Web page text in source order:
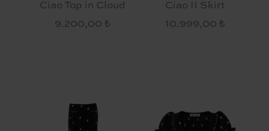
Ciao Top in Cloud
9.200,00 ₺
Ciao II Skirt
10.999,00 ₺